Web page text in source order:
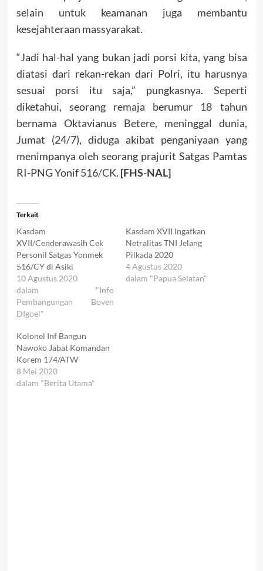
selain untuk keamanan juga membantu
kesejahteraan massyarakat.
“Jadi hal-hal yang bukan jadi porsi kita, yang bisa
diatasi dari rekan-rekan dari Polri, itu harusnya
sesuai porsi itu saja,” pungkasnya. Seperti
diketahui, seorang remaja berumur 18 tahun
bernama Oktavianus Betere, meninggal dunia,
Jumat (24/7), diduga akibat penganiyaan yang
menimpanya oleh seorang prajurit Satgas Pamtas
RI-PNG Yonif 516/CK. [FHS-NAL]
Terkait
Kasdam
XVII/Cenderawasih Cek
Personil Satgas Yonmek
516/CY di Asiki
10 Agustus 2020
dalam "Info
Pembangungan Boven
DIgoel"
Kasdam XVII Ingatkan
Netralitas TNI Jelang
Pilkada 2020
4 Agustus 2020
dalam "Papua Selatan"
Kolonel Inf Bangun
Nawoko Jabat Komandan
Korem 174/ATW
8 Mei 2020
dalam "Berita Utama"